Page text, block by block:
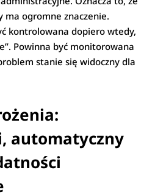
ogromne znaczenie.
kontrolowana dopiero wtedy,
Powinna być monitorowana
stanie się widoczny dla
automatyczny